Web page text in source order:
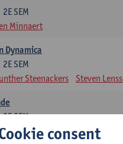
2E SEM
Minnaert
Dynamica
2E SEM
Steenackers Steven
2E SEM
Beenaertsconsent